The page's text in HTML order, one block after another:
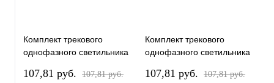
Комплект трекового
однофазного светильника
белый песок/серебро
107,81 pуб. 107,81 pуб.
Комплект трекового
однофазного светильника
белый песок/золото
107,81 pуб. 107,81 pуб.